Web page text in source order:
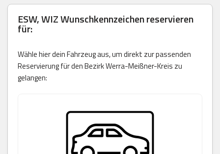
ESW, WIZ Wunschkennzeichen reservieren
für:
Wähle hier dein Fahrzeug aus, um direkt zur passenden
Reservierung für den Bezirk Werra-Meißner-Kreis zu
gelangen: